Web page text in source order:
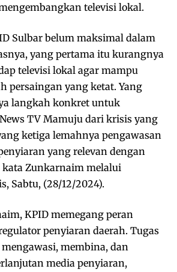
televisi lokal.
Sulbar belum maksimal dalam
yang pertama itu kurangnya
televisi lokal agar mampu
persaingan yang ketat. Yang
langkah konkret untuk
TV Mamuju dari krisis yang
ketiga lemahnya pengawasan
yang relevan dengan
kata Zunkarnaim melalui
Sabtu, (28/12/2024).
KPID memegang peran
penyiaran daerah. Tugas
membina, dan
media penyiaran,